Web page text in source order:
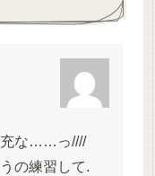
充な……っ////
の練習して.